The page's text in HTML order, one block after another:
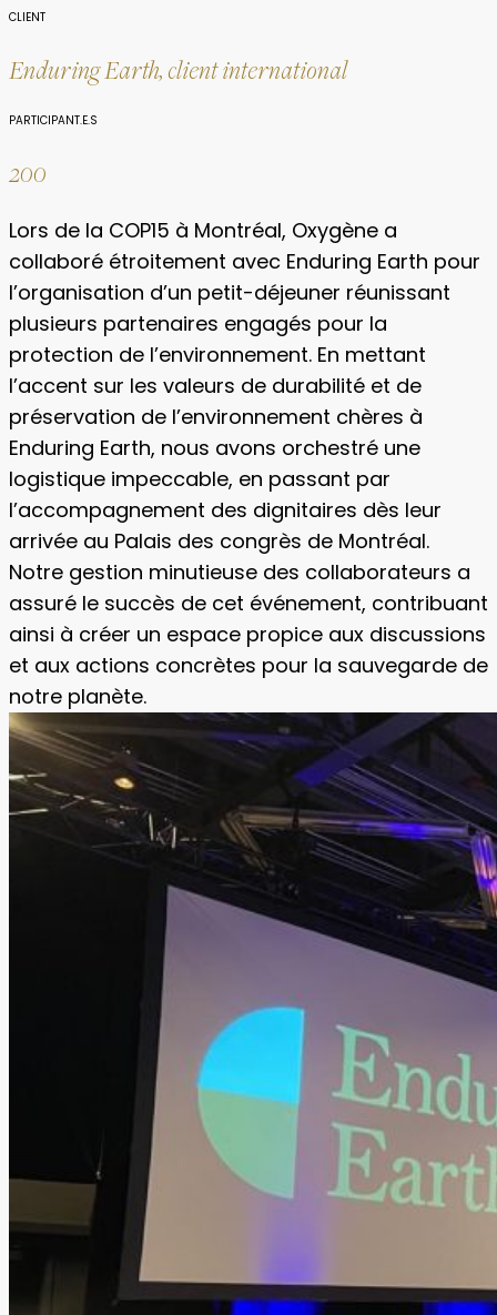
CLIENT
Enduring Earth, client international
PARTICIPANT.E.S
200
Lors de la COP15 à Montréal, Oxygène a
collaboré étroitement avec Enduring Earth pour
l’organisation d’un petit-déjeuner réunissant
plusieurs partenaires engagés pour la
protection de l’environnement. En mettant
l’accent sur les valeurs de durabilité et de
préservation de l’environnement chères à
Enduring Earth, nous avons orchestré une
logistique impeccable, en passant par
l’accompagnement des dignitaires dès leur
arrivée au Palais des congrès de Montréal.
Notre gestion minutieuse des collaborateurs a
assuré le succès de cet événement, contribuant
ainsi à créer un espace propice aux discussions
et aux actions concrètes pour la sauvegarde de
notre planète.